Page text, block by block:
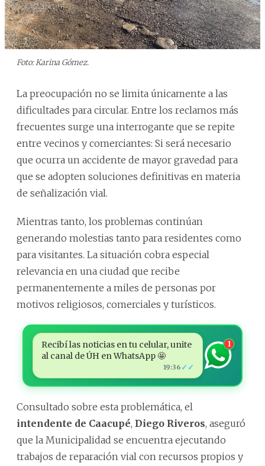
Foto: Karina Gómez.
La preocupación no se limita únicamente a las
dificultades para circular. Entre los reclamos más
frecuentes surge una interrogante que se repite
entre vecinos y comerciantes: Si será necesario
que ocurra un accidente de mayor gravedad para
que se adopten soluciones definitivas en materia
de señalización vial.
Mientras tanto, los problemas continúan
generando molestias tanto para residentes como
para visitantes. La situación cobra especial
relevancia en una ciudad que recibe
permanentemente a miles de personas por
motivos religiosos, comerciales y turísticos.
Recibí las noticias en tu celular, unite
al canal de ÚH en WhatsApp 🤩
19:36 ✓✓
1
Consultado sobre esta problemática, el
intendente de Caacupé, Diego Riveros, aseguró
que la Municipalidad se encuentra ejecutando
trabajos de reparación vial con recursos propios y